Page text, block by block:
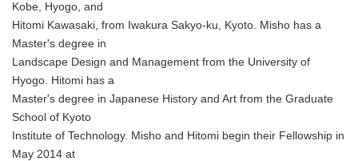
Kobe, Hyogo, and
Hitomi Kawasaki, from Iwakura Sakyo-ku, Kyoto. Misho has a
Master's degree in
Landscape Design and Management from the University of
Hyogo. Hitomi has a
Master's degree in Japanese History and Art from the Graduate
School of Kyoto
Institute of Technology. Misho and Hitomi begin their Fellowship in
May 2014 at